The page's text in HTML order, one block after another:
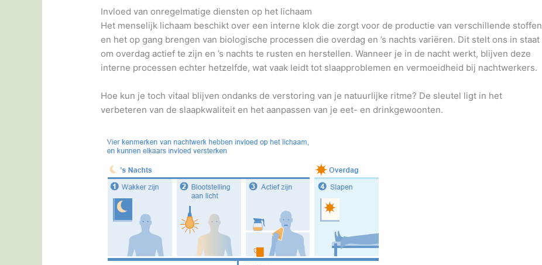
Invloed van onregelmatige diensten op het lichaam
Het menselijk lichaam beschikt over een interne klok die zorgt voor de productie van verschillende stoffen
en het op gang brengen van biologische processen die overdag en ’s nachts variëren. Dit stelt ons in staat
om overdag actief te zijn en ’s nachts te rusten en herstellen. Wanneer je in de nacht werkt, blijven deze
interne processen echter hetzelfde, wat vaak leidt tot slaapproblemen en vermoeidheid bij nachtwerkers.
Hoe kun je toch vitaal blijven ondanks de verstoring van je natuurlijke ritme? De sleutel ligt in het
verbeteren van de slaapkwaliteit en het aanpassen van je eet- en drinkgewoonten.